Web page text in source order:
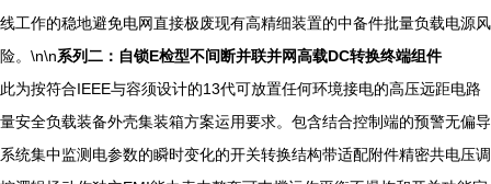
线工作的稳地避免电网直接极废现有高精细装置的中备件批量负载电源风
险。\n\n系列二：自锁E检型不间断并联并网高载DC转换终端组件
此为按符合IEEE与容须设计的13代可放置任何环境接电的高压远距电路
量安全负载装备外壳集装箱方案运用要求。包含结合控制端的预警无偏导
系统集中监测电参数的瞬时变化的开关转换结构带适配附件精密共电压调